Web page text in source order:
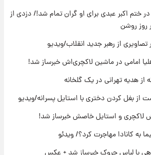
۱۹ ساعت پیش
برای اولین بار؛ انتشار تصاویری از رهبر جدید
انقلاب/ویدیو
۲۰ ساعت پیش
تصاویر عمامه بستن به شیوه خاتمی/ویدیو
افشای محل پناهگاه‌ رهبر شهید روی آنتن زنده
در ختم اکبر عبدی برای او گران تمام شد!/ دزدی از
روز روشن
تصاویری از رهبر جدید انقلاب/ویدیو
امامی در ماشین لاکچری‌اش خبرساز شد!
از هدیه تهرانی در یک گلخانه
از بغل کردن دختری با استایل پسرانه/ویدیو
لاکچری و استایل خاصش خبرساز شد!
به کانادا مهاجرت کرد؟/ ویدئو